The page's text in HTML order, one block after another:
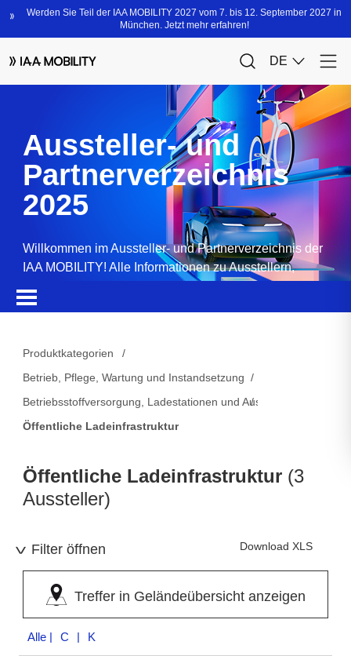
Aussteller- und
Partnerverzeichnis
2025
Willkommen im Aussteller- und Partnerverzeichnis der
IAA MOBILITY! Alle Informationen zu Ausstellern,
Produktkategorien
Betrieb, Pflege, Wartung und Instandsetzung
Betriebsstoffversorgung, Ladestationen und Ausstattung
Öffentliche Ladeinfrastruktur
Öffentliche Ladeinfrastruktur (3
Aussteller)
Filter öffnen Download XLS
Treffer in Geländeübersicht anzeigen
Alle | C | K